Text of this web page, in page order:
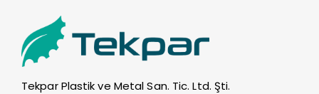
Tekpar Plastik ve Metal San. Tic. Ltd. Şti.